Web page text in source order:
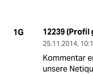
1G 12239 (Profil
25.11.2014,
Kommentar
unsere